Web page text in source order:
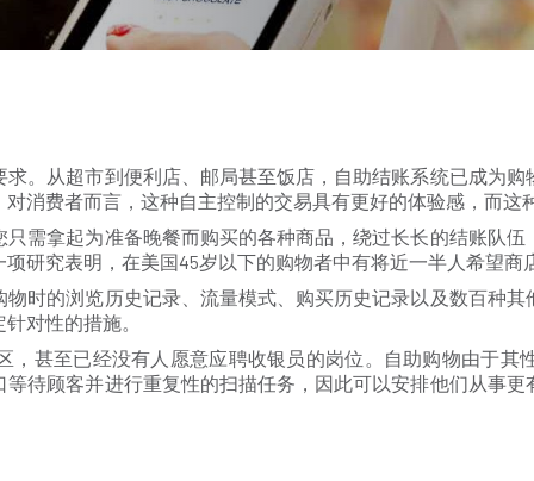
。从超市到便利店、邮局甚至饭店，自助结账系统已成为
消费者而言，这种自主控制的交易具有更好的体验感，而这
需拿起为准备晚餐而购买的各种商品，绕过长长的结账队
研究表明，在美国45岁以下的购物者中有将近一半人希望商
时的浏览历史记录、流量模式、购买历史记录以及数百种
对性的措施。
，甚至已经没有人愿意应聘收银员的岗位。自助购物由于其
待顾客并进行重复性的扫描任务，因此可以安排他们从事